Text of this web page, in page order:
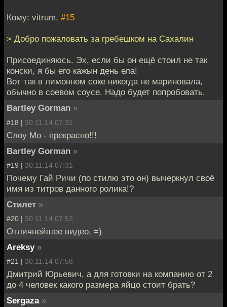
Кому: vitrum, #15
> Добро пожаловать за гребешком на Сахалин
Присоединяюсь. Эх, если бы он ещё стоил не так
конски, я бы его кажын день ела!
Вот так в лимонном соке никогда не мариновала,
обычно в соевом соусе. Надо будет попробовать.
Bartley Gorman »
#18 | 30.11.14 07:31
Слоу Мо - прекрасно!!!
Bartley Gorman »
#19 | 30.11.14 07:31
Почему Гай Ричи (по стилю это он) вычеркнул своё
имя из титров данного ролика!?
Стилет »
#20 | 30.11.14 07:53
Отличнейшее видео. =)
Areksy »
#21 | 30.11.14 07:58
Дмитрий Юрьевич, а для готовки на компанию от 2
до 4 человек какого размера яйцо стоит брать?
Sergaza »